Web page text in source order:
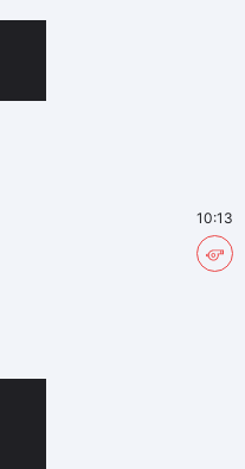
10:13